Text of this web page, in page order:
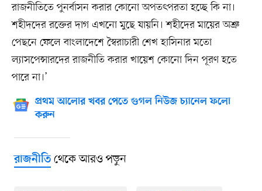
রাজনীতিতে পুনর্বাসন করার কোনো অপতৎপরতা হচ্ছে কি না।
শহীদদের রক্তের দাগ এখনো মুছে যায়নি। শহীদের মায়ের অশ্রু
পেছনে ফেলে বাংলাদেশে স্বৈরাচারী শেখ হাসিনার মতো
ল্যাসপেন্সারদের রাজনীতি করার খায়েশ কোনো দিন পূরণ হতে
পারে না।’
প্রথম আলোর খবর পেতে গুগল নিউজ চ্যানেল ফলো
করুন
রাজনীতিথেকে আরও পড়ুন